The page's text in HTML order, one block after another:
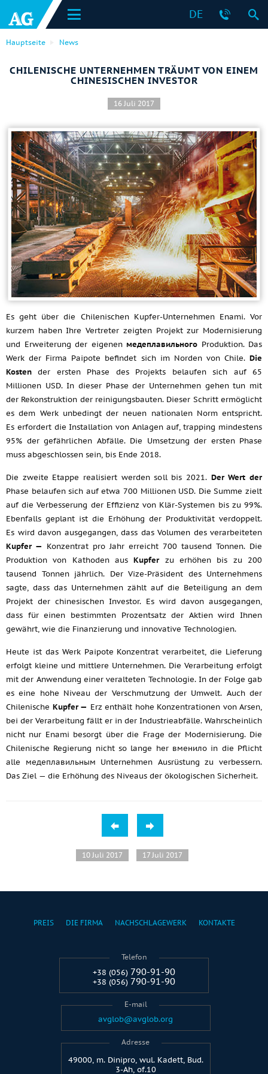
DE
Hauptseite News
CHILENISCHE UNTERNEHMEN TRÄUMT VON EINEM
CHINESISCHEN INVESTOR
16 Juli 2017
Es geht über die Chilenischen Kupfer-Unternehmen Enami. Vor
kurzem haben Ihre Vertreter zeigten Projekt zur Modernisierung
und Erweiterung der eigenen медеплавильного Produktion. Das
Werk der Firma Paipote befindet sich im Norden von Chile. Die
Kosten der ersten Phase des Projekts belaufen sich auf 65
Millionen USD. In dieser Phase der Unternehmen gehen tun mit
der Rekonstruktion der reinigungsbauten. Dieser Schritt ermöglicht
es dem Werk unbedingt der neuen nationalen Norm entspricht.
Es erfordert die Installation von Anlagen auf, trapping mindestens
95% der gefährlichen Abfälle. Die Umsetzung der ersten Phase
muss abgeschlossen sein, bis Ende 2018.
Die zweite Etappe realisiert werden soll bis 2021. Der Wert der
Phase belaufen sich auf etwa 700 Millionen USD. Die Summe zielt
auf die Verbesserung der Effizienz von Klär-Systemen bis zu 99%.
Ebenfalls geplant ist die Erhöhung der Produktivität verdoppelt.
Es wird davon ausgegangen, dass das Volumen des verarbeiteten
Kupfer — Konzentrat pro Jahr erreicht 700 tausend Tonnen. Die
Produktion von Kathoden ausKupferzu erhöhen bis zu 200
tausend Tonnen jährlich. Der Vize-Präsident des Unternehmens
sagte, dass das Unternehmen zählt auf die Beteiligung an dem
Projekt der chinesischen Investor. Es wird davon ausgegangen,
dass für einen bestimmten Prozentsatz der Aktien wird Ihnen
gewährt, wie die Finanzierung und innovative Technologien.
Heute ist das Werk Paipote Konzentrat verarbeitet, die Lieferung
erfolgt kleine und mittlere Unternehmen. Die Verarbeitung erfolgt
mit der Anwendung einer veralteten Technologie. In der Folge gab
es eine hohe Niveau der Verschmutzung der Umwelt. Auch der
Chilenische Kupfer — Erz enthält hohe Konzentrationen von Arsen,
bei der Verarbeitung fällt er in der Industrieabfälle. Wahrscheinlich
nicht nur Enami besorgt über die Frage der Modernisierung. Die
Chilenische Regierung nicht so lange her вменило in die Pflicht
alle медеплавильным Unternehmen Ausrüstung zu verbessern.
Das Ziel — die Erhöhung des Niveaus der ökologischen Sicherheit.
10 Juli 2017 17 Juli 2017
PREIS DIE FIRMA NACHSCHLAGEWERK KONTAKTE
Telefon
+38 (056) 790-91-90
+38 (056) 790-91-90
E-mail
avglob@avglob.org
Adresse
49000, m. Dinipro, wul. Kadett, Bud.
3-Ah, of.10